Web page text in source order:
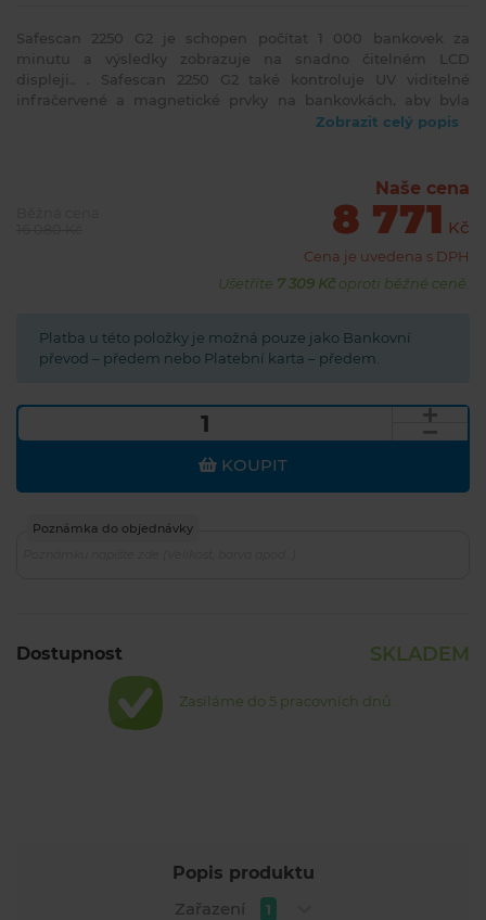
Safescan 2250 G2 je schopen počítat 1 000 bankovek za
minutu a výsledky zobrazuje na snadno čitelném LCD
displeji.. . Safescan 2250 G2 také kontroluje UV viditelné
infračervené a magnetické prvky na bankovkách, aby byla
zajištěna pravost bankovek. Pokročilý řídicí a poplašný systém
velikosti.. . Vlastnosti:. Počítá 1000 bankovek za minutu.
Zobrazuje počet spočítaných bankovek. S 3 bodovou kontrolou
padělků. S funkcí přidat a dávkovat. Se zvukovým alarmem a
kompatibilita s eurobankovkami nové série Europa. Funkce
automatického startu a zastavení. Ideální pro počítání všech
Zobrazit celý popis
Naše cena
8 771 Kč
Cena je uvedena s DPH
Ušetříte 7 309 Kčoproti běžné ceně.
Platba u této položky je možná pouze jako Bankovní
převod – předem nebo Platební karta – předem.
KOUPIT
Poznámka do objednávky
Dostupnost SKLADEM
Zasíláme do 5 pracovních dnů.
Popis produktu
Zařazení
1